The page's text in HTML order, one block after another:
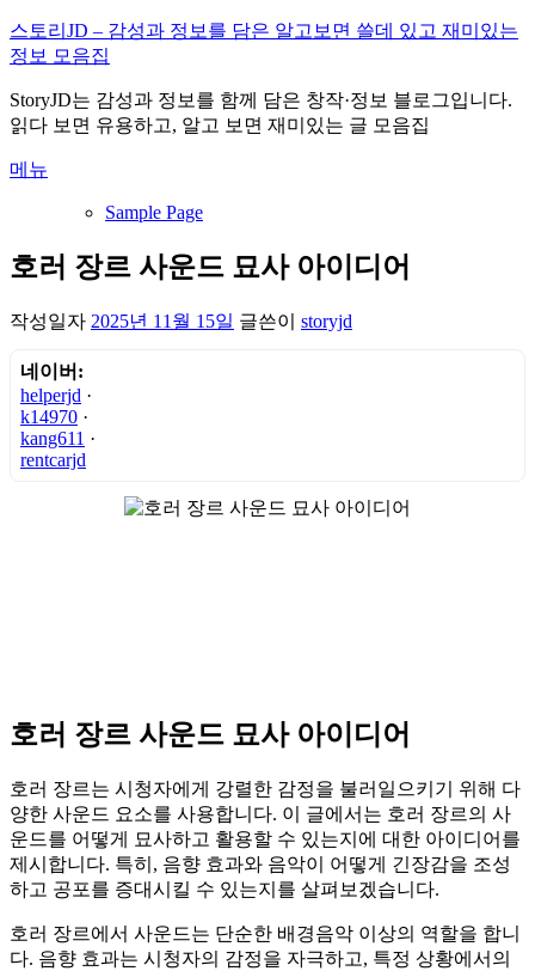
내
용
로
바
가
스토리JD – 감성과 정보를 담은 알고보면 쓸데 있고 재미있는
정보 모음집
StoryJD는 감성과 정보를 함께 담은 창작·정보 블로그입니다.
읽다 보면 유용하고, 알고 보면 재미있는 글 모음집
메뉴
Sample Page
호러 장르 사운드 묘사 아이디어
작성일자 2025년 11월 15일 글쓴이 storyjd
네이버:
helperjd ·
k14970 ·
kang611 ·
rentcarjd
호러 장르 사운드 묘사 아이디어
호러 장르는 시청자에게 강렬한 감정을 불러일으키기 위해 다
양한 사운드 요소를 사용합니다. 이 글에서는 호러 장르의 사
운드를 어떻게 묘사하고 활용할 수 있는지에 대한 아이디어를
제시합니다. 특히, 음향 효과와 음악이 어떻게 긴장감을 조성
하고 공포를 증대시킬 수 있는지를 살펴보겠습니다.
호러 장르에서 사운드는 단순한 배경음악 이상의 역할을 합니
다. 음향 효과는 시청자의 감정을 자극하고, 특정 상황에서의